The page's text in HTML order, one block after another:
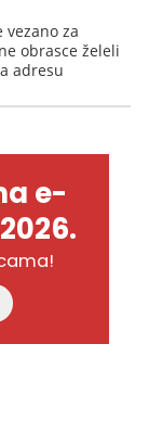
za
obrasce želeli
adresu
e-